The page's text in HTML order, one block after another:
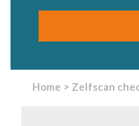
Home > Zelfscan